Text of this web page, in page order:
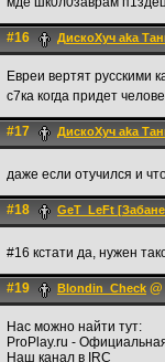
#16 ДискоХуч aka
Евреи вертят русскими
с7ка когда придет
#17 ДискоХуч aka
даже если отучился и
#18 GeT_LeFt
#16 кстати да, нужен
#19 Blondin_Check
Нас можно найти тут:
ProPlay.ru -
Наш канал в IRC